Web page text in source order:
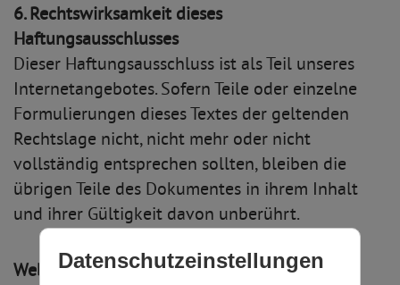
6. Rechtswirksamkeit dieses
Haftungsausschlusses
Dieser Haftungsausschluss ist als Teil unseres
Internetangebotes. Sofern Teile oder einzelne
Formulierungen dieses Textes der geltenden
Rechtslage nicht, nicht mehr oder nicht
vollständig entsprechen sollten, bleiben die
übrigen Teile des Dokumentes in ihrem Inhalt
und ihrer Gültigkeit davon unberührt.
Webmaster: Werbeagentur Wüst
Datenschutzeinstellungen